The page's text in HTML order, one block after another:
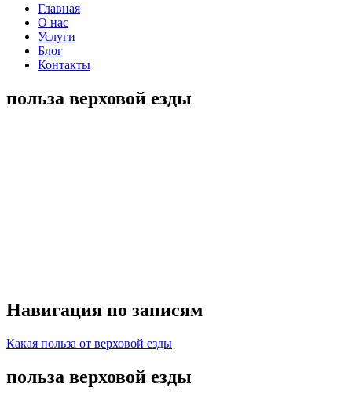
Главная
О нас
Услуги
Блог
Контакты
польза верховой езды
Навигация по записям
Какая польза от верховой езды
польза верховой езды